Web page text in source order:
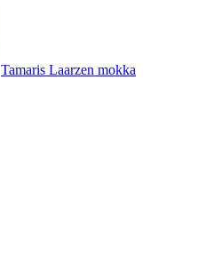
Tamaris Laarzen mokka